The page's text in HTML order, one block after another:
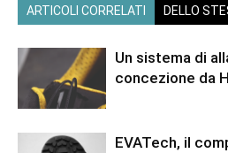
ARTICOLI CORRELATI DELLO
Un sistema di
concezione da
EVATech, il